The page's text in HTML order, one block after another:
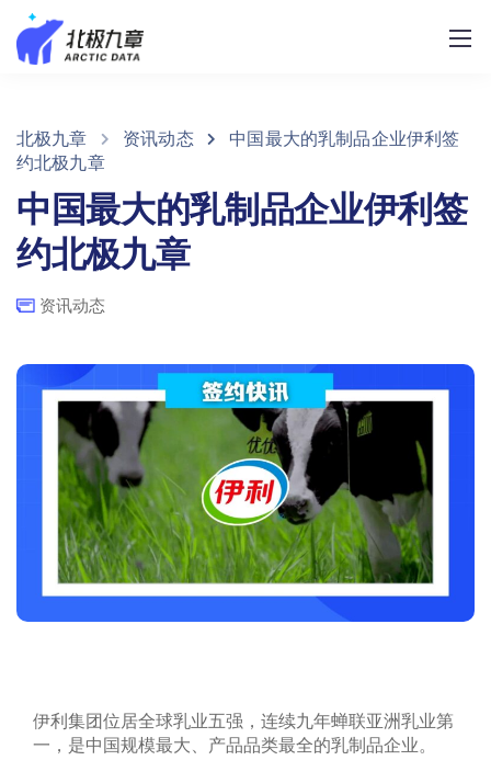
北极九章 资讯动态
中国最大的乳制品企业伊利签
约北极九章
中国最大的乳制品企业伊利签
约北极九章
资讯动态
伊利集团位居全球乳业五强，连续九年蝉联亚洲乳业第
一，是中国规模最大、产品品类最全的乳制品企业。